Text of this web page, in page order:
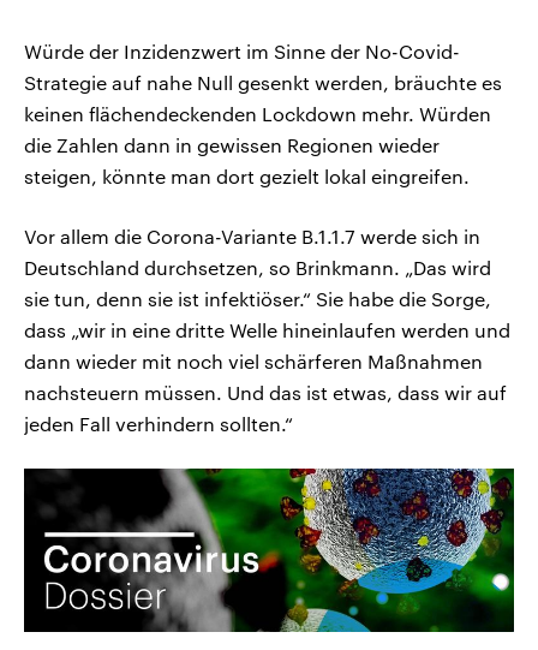
Würde der Inzidenzwert im Sinne der No-Covid-
Strategie auf nahe Null gesenkt werden, bräuchte es
keinen flächendeckenden Lockdown mehr. Würden
die Zahlen dann in gewissen Regionen wieder
steigen, könnte man dort gezielt lokal eingreifen.
Vor allem die Corona-Variante B.1.1.7 werde sich in
Deutschland durchsetzen, so Brinkmann. „Das wird
sie tun, denn sie ist infektiöser.“ Sie habe die Sorge,
dass „wir in eine dritte Welle hineinlaufen werden und
dann wieder mit noch viel schärferen Maßnahmen
nachsteuern müssen. Und das ist etwas, dass wir auf
jeden Fall verhindern sollten.“